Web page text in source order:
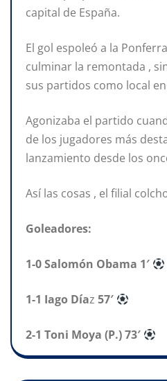
capital de España.
El gol espoleó a la
culminar la remontada ,
sus partidos como local
Agonizaba el partido
de los jugadores más
lanzamiento desde los
Así las cosas , el filial
Goleadores:
1-0 Salomón Obama 1′
1-1 Iago Díaz 57′
2-1 Toni Moya (P.) 73′